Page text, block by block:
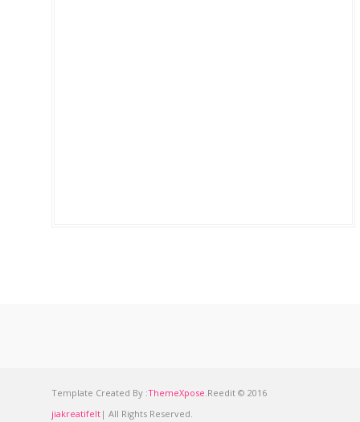
Template Created By :ThemeXpose .Reedit © 2016
jiakreatifelt | All Rights Reserved.